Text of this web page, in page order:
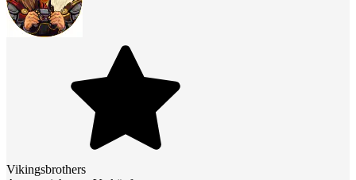
Vikingsbrothers